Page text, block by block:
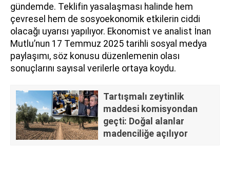
gündemde. Teklifin yasalaşması halinde hem
çevresel hem de sosyoekonomik etkilerin ciddi
olacağı uyarısı yapılıyor. Ekonomist ve analist İnan
Mutlu’nun 17 Temmuz 2025 tarihli sosyal medya
paylaşımı, söz konusu düzenlemenin olası
sonuçlarını sayısal verilerle ortaya koydu.
Tartışmalı zeytinlik
maddesi komisyondan
geçti: Doğal alanlar
madenciliğe açılıyor